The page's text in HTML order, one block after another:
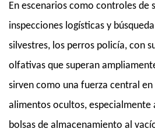
En escenarios como controles de
inspecciones logísticas y
silvestres, los perros policía, con
olfativas que superan
sirven como una fuerza central
alimentos ocultos, especialmente
bolsas de almacenamiento al